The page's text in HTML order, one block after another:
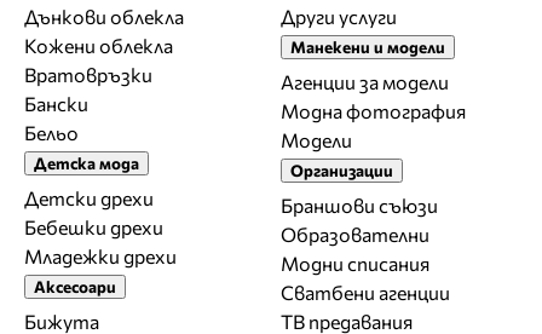
Дънкови облекла
Кожени облекла
Вратовръзки
Бански
Бельо
Детска мода
Детски дрехи
Бебешки дрехи
Младежки дрехи
Аксесоари
Бижута
Други услуги
Манекени и модели
Агенции за модели
Модна фотография
Модели
Организации
Браншови съюзи
Образователни
Модни списания
Сватбени агенции
ТВ предавания